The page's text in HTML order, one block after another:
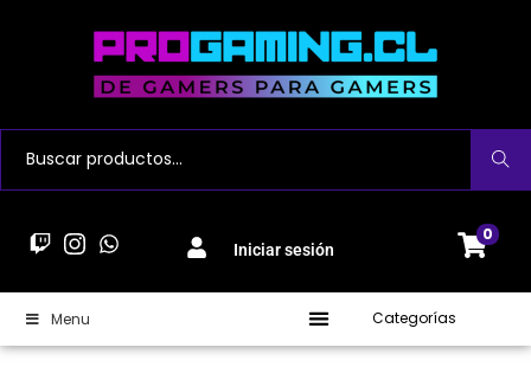
Buscar
Iniciar sesión
0
Menu Categorías